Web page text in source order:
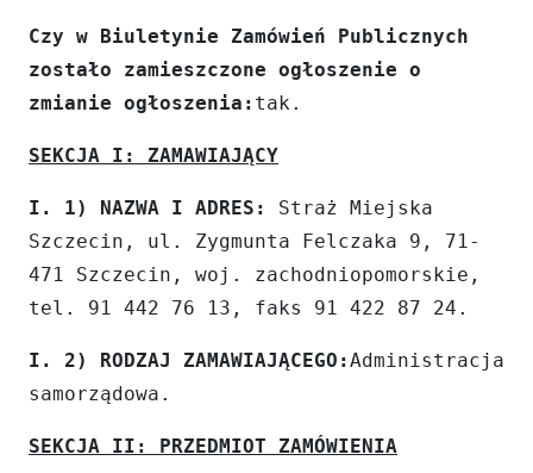
Czy w Biuletynie Zamówień Publicznych
zostało zamieszczone ogłoszenie o
zmianie ogłoszenia: tak.
SEKCJA I: ZAMAWIAJĄCY
I. 1) NAZWA I ADRES:
Straż Miejska
Szczecin, ul. Zygmunta Felczaka 9, 71-
471 Szczecin, woj. zachodniopomorskie,
tel. 91 442 76 13, faks 91 422 87 24.
I. 2) RODZAJ ZAMAWIAJĄCEGO:Administracja
samorządowa.
SEKCJA II: PRZEDMIOT ZAMÓWIENIA